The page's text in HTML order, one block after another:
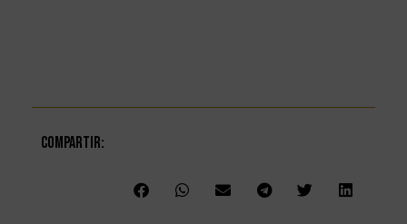
Compartir: